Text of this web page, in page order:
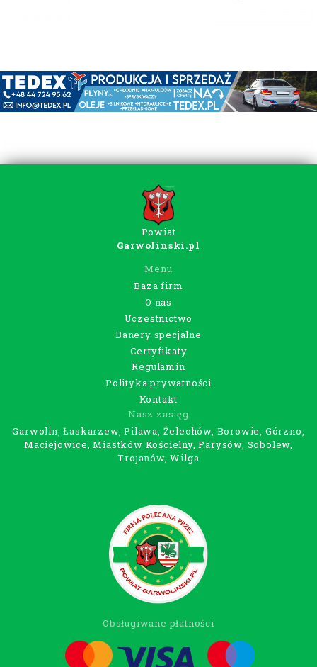
Powiat
Garwolinski.pl
Menu
Baza firm
O nas
Uczestnictwo
Banery specjalne
Certyfikaty
Regulamin
Polityka prywatności
Kontakt
Nasz zasięg
Garwolin, Łaskarzew, Pilawa, Żelechów, Borowie, Górzno,
Maciejowice, Miastków Kościelny, Parysów, Sobolew,
Trojanów, Wilga
Obsługiwane płatności